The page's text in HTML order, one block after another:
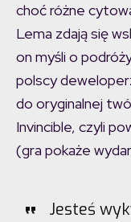
choć różne
Lema zdają się
on myśli o
polscy
do oryginalnej
Invincible, czyli
(gra pokaże
Jesteś